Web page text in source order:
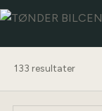
133 resultater